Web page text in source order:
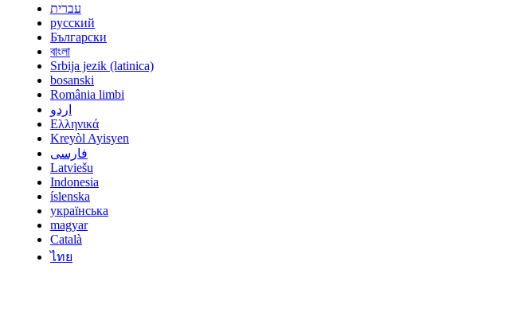
עברית
русский
Български
বাংলা
Srbija jezik (latinica)
bosanski
România limbi
اردو
Ελληνικά
Kreyòl Ayisyen
فارسی
Latviešu
Indonesia
íslenska
українська
magyar
Català
ไทย